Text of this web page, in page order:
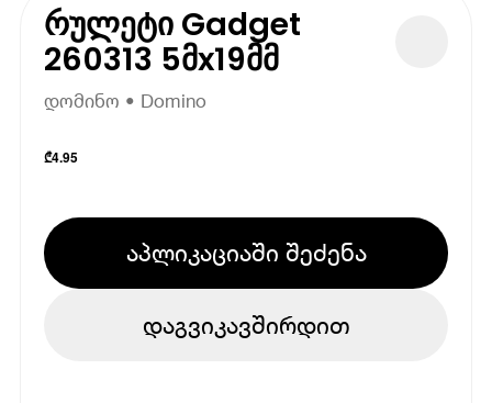
რულეტი Gadget
260313 5მx19მმ
დომინო • Domino
₾4.95
აპლიკაციაში შეძენა
დაგვიკავშირდით